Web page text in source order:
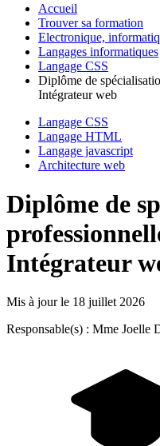
Accueil
Trouver sa formation
Electronique,
Langages informatiques
Langage CSS
Diplôme de
Intégrateur web
Langage CSS
Langage HTML
Langage javascript
Architecture web
Diplôme de
Intégrateur
Mis à jour le 18 juillet 2026
Responsable(s) : Mme